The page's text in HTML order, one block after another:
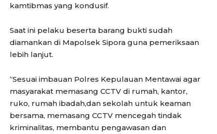
kamtibmas yang kondusif.
Saat ini pelaku beserta barang bukti sudah
diamankan di Mapolsek Sipora guna pemeriksaan
lebih lanjut.
“Sesuai imbauan Polres Kepulauan Mentawai agar
masyarakat memasang CCTV di rumah, kantor,
ruko, rumah ibadah,dan sekolah untuk keaman
bersama, memasang CCTV mencegah tindak
kriminalitas, membantu pengawasan dan